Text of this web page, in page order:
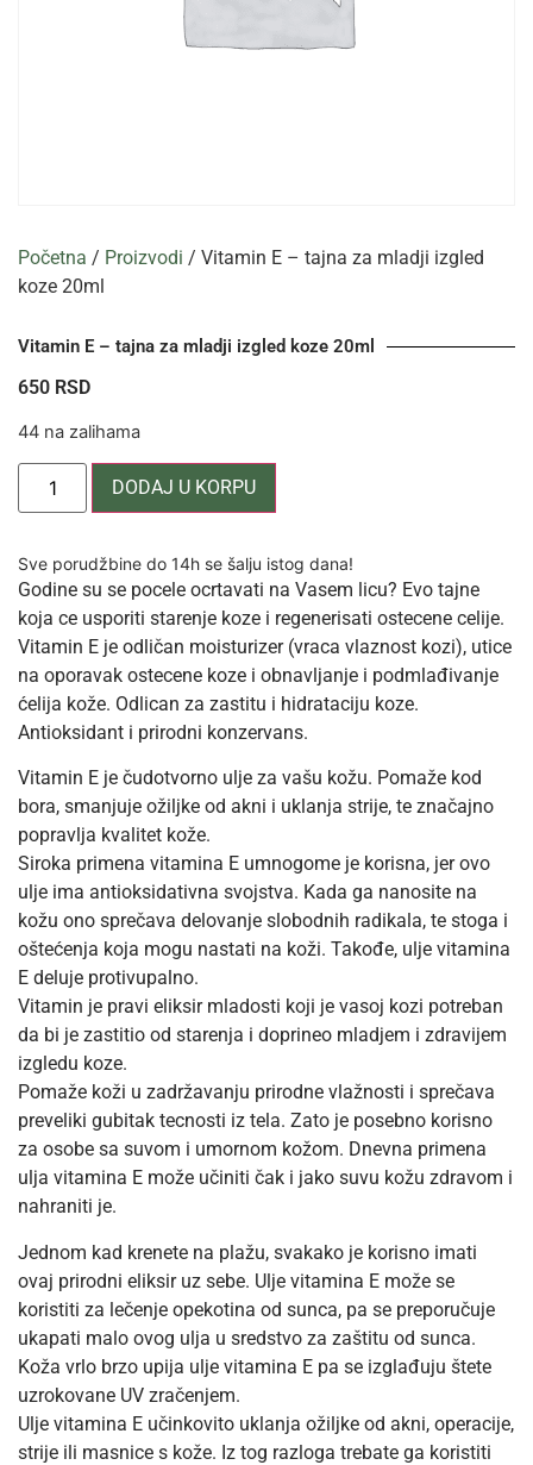
Početna / Proizvodi / Vitamin E – tajna za mladji izgled
koze 20ml
Vitamin E – tajna za mladji izgled koze 20ml
650 RSD
44 na zalihama
DODAJ U KORPU
Sve porudžbine do 14h se šalju istog dana!
Godine su se pocele ocrtavati na Vasem licu? Evo tajne
koja ce usporiti starenje koze i regenerisati ostecene celije.
Vitamin E je odličan moisturizer (vraca vlaznost kozi), utice
na oporavak ostecene koze i obnavljanje i podmlađivanje
ćelija kože. Odlican za zastitu i hidrataciju koze.
Antioksidant i prirodni konzervans.
Vitamin E je čudotvorno ulje za vašu kožu. Pomaže kod
bora, smanjuje ožiljke od akni i uklanja strije, te značajno
popravlja kvalitet kože.
Siroka primena vitamina E umnogome je korisna, jer ovo
ulje ima antioksidativna svojstva. Kada ga nanosite na
kožu ono sprečava delovanje slobodnih radikala, te stoga i
oštećenja koja mogu nastati na koži. Takođe, ulje vitamina
E deluje protivupalno.
Vitamin je pravi eliksir mladosti koji je vasoj kozi potreban
da bi je zastitio od starenja i doprineo mladjem i zdravijem
izgledu koze.
Pomaže koži u zadržavanju prirodne vlažnosti i sprečava
preveliki gubitak tecnosti iz tela. Zato je posebno korisno
za osobe sa suvom i umornom kožom. Dnevna primena
ulja vitamina E može učiniti čak i jako suvu kožu zdravom i
nahraniti je.
Jednom kad krenete na plažu, svakako je korisno imati
ovaj prirodni eliksir uz sebe. Ulje vitamina E može se
koristiti za lečenje opekotina od sunca, pa se preporučuje
ukapati malo ovog ulja u sredstvo za zaštitu od sunca.
Koža vrlo brzo upija ulje vitamina E pa se izglađuju štete
uzrokovane UV zračenjem.
Ulje vitamina E učinkovito uklanja ožiljke od akni, operacije,
strije ili masnice s kože. Iz tog razloga trebate ga koristiti